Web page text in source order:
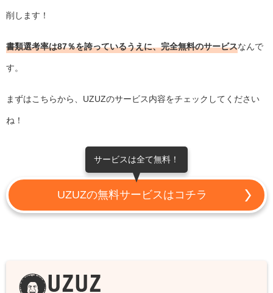
削します！
書類選考率は87％を誇っているうえに、完全無料のサービスなんで
す。
まずはこちらから、UZUZのサービス内容をチェックしてください
ね！
サービスは全て無料！
UZUZの無料サービスはコチラ